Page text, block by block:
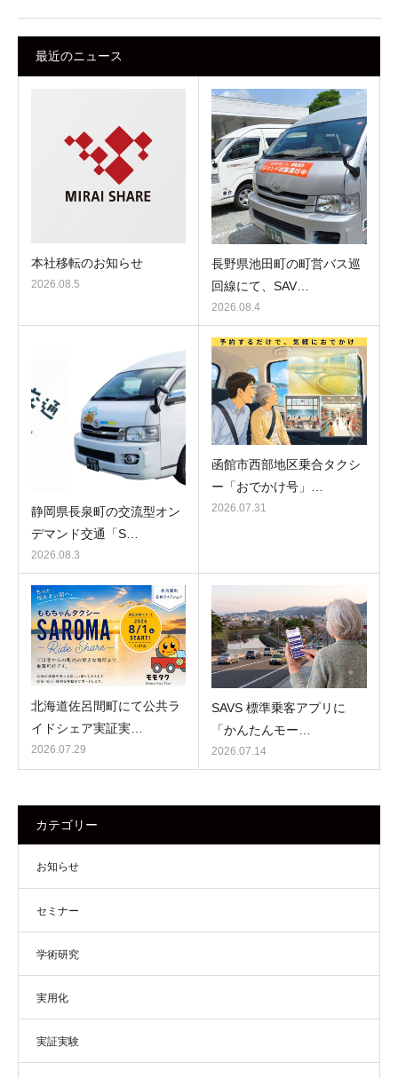
最近のニュース
本社移転のお知らせ
2026.08.5
長野県池田町の町営バス巡
回線にて、SAV…
2026.08.4
静岡県長泉町の交流型オン
デマンド交通「S…
2026.08.3
函館市西部地区乗合タクシ
ー「おでかけ号」…
2026.07.31
北海道佐呂間町にて公共ラ
イドシェア実証実…
2026.07.29
SAVS 標準乗客アプリに
「かんたんモー…
2026.07.14
カテゴリー
お知らせ
セミナー
学術研究
実用化
実証実験